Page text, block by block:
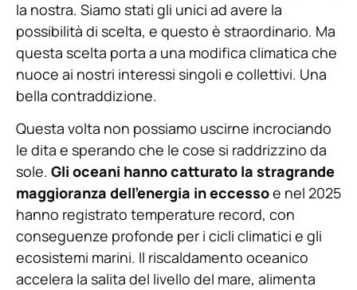
la nostra. Siamo stati gli unici ad avere la
possibilità di scelta, e questo è straordinario. Ma
questa scelta porta a una modifica climatica che
nuoce ai nostri interessi singoli e collettivi. Una
bella contraddizione.
Questa volta non possiamo uscirne incrociando
le dita e sperando che le cose si raddrizzino da
sole. Gli oceani hanno catturato la stragrande
maggioranza dell’energia in eccessoe nel 2025
hanno registrato temperature record, con
conseguenze profonde per i cicli climatici e gli
ecosistemi marini. Il riscaldamento oceanico
accelera la salita del livello del mare, alimenta